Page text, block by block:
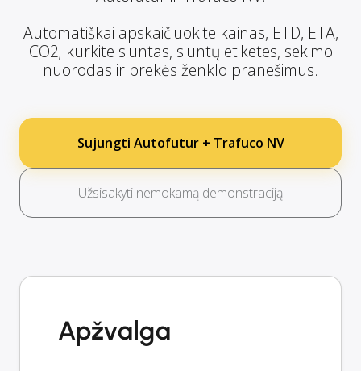
Automatiškai apskaičiuokite kainas, ETD, ETA,
CO2; kurkite siuntas, siuntų etiketes, sekimo
nuorodas ir prekės ženklo pranešimus.
Sujungti Autofutur + Trafuco NV
Užsisakyti nemokamą demonstraciją
Apžvalga